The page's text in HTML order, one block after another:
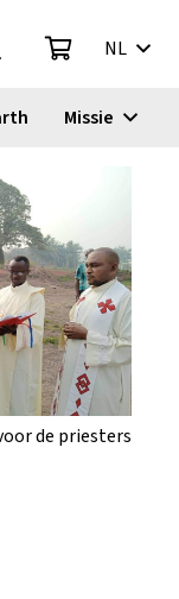
NL
Missie
de priesters